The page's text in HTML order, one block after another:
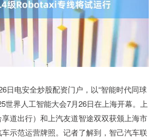
电安全炒股配资门户，以“智能时代同球
世界人工智能大会7月26日在上海开幕。上
道出行）和上汽友道智途双双获颁上海市
示范运营牌照。记者了解到，智己汽车联